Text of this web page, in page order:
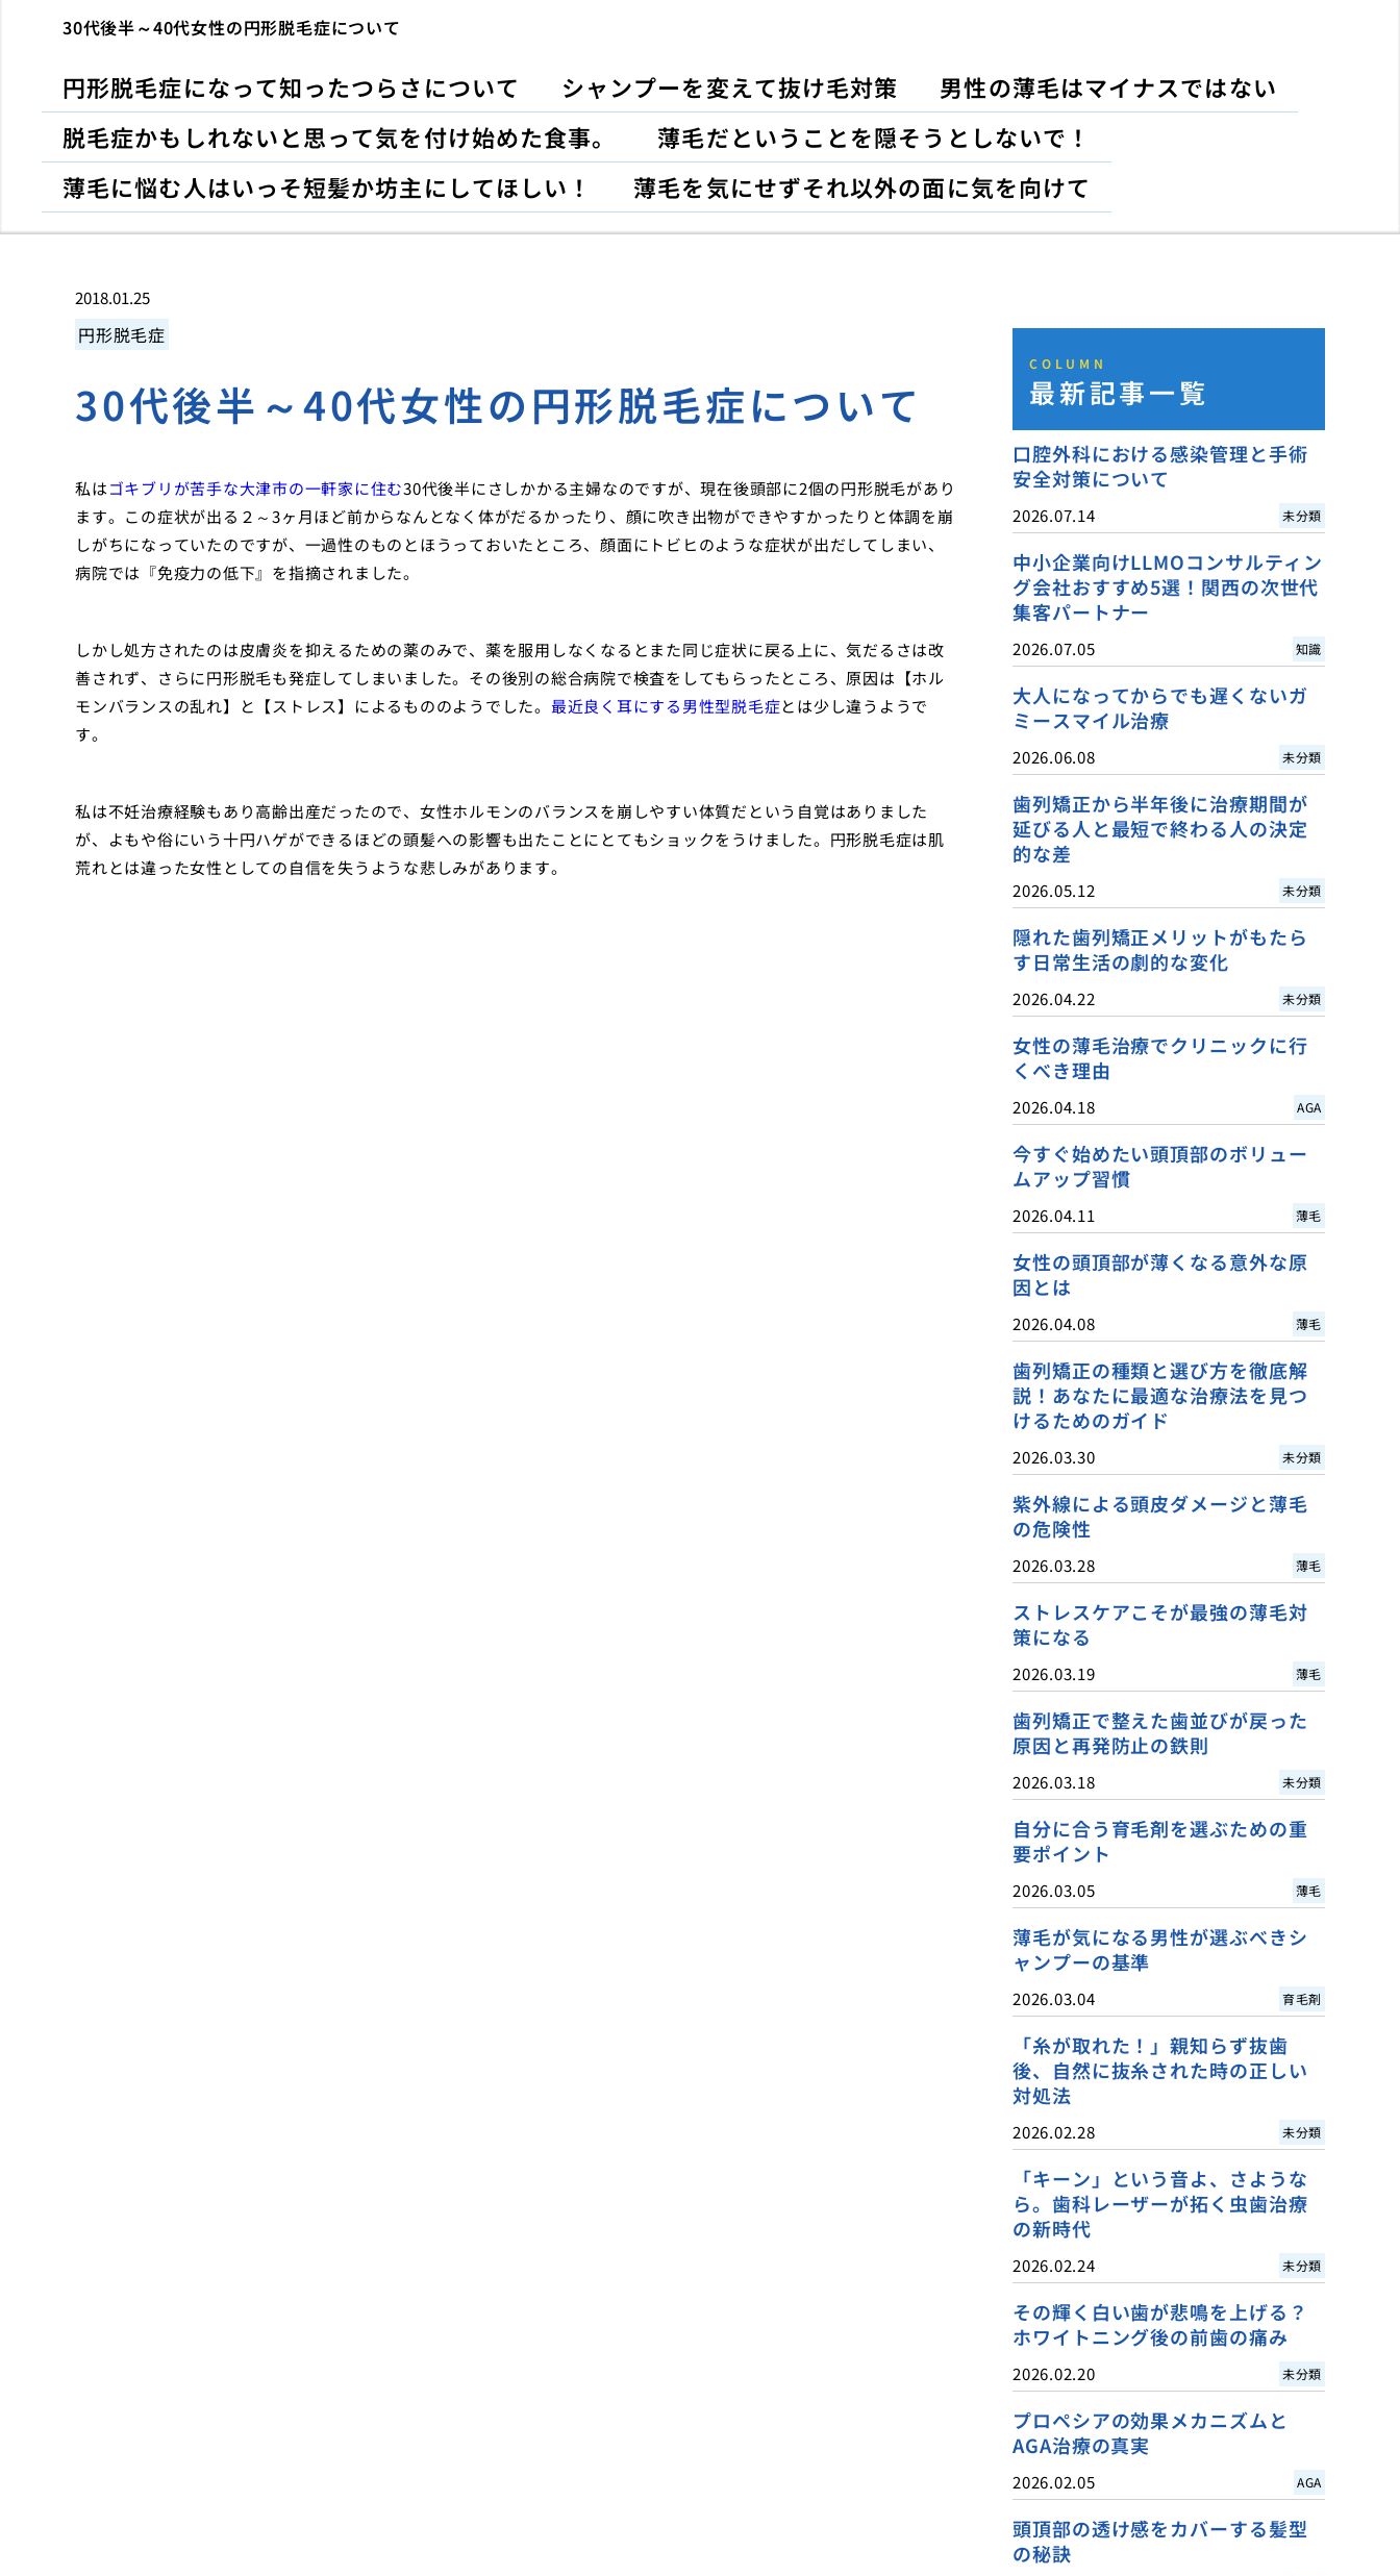
30代後半～40代女性の円形脱毛症について
円形脱毛症になって知ったつらさについて シャンプーを変えて抜け毛対策
男性の薄毛はマイナスではない
脱毛症かもしれないと思って気を付け始めた食事。
薄毛だということを隠そうとしないで！
薄毛に悩む人はいっそ短髪か坊主にしてほしい！
薄毛を気にせずそれ以外の面に気を向けて
2018.01.25
円形脱毛症
30代後半～40代女性の円形脱毛症について
私はゴキブリが苦手な大津市の一軒家に住む30代後半にさしかかる主婦なのですが、現在後頭部に2個の円形脱毛があり
ます。この症状が出る２～3ヶ月ほど前からなんとなく体がだるかったり、顔に吹き出物ができやすかったりと体調を崩
しがちになっていたのですが、一過性のものとほうっておいたところ、顔面にトビヒのような症状が出だしてしまい、
病院では『免疫力の低下』を指摘されました。
しかし処方されたのは皮膚炎を抑えるための薬のみで、薬を服用しなくなるとまた同じ症状に戻る上に、気だるさは改
善されず、さらに円形脱毛も発症してしまいました。その後別の総合病院で検査をしてもらったところ、原因は【ホル
モンバランスの乱れ】と【ストレス】によるもののようでした。 最近良く耳にする男性型脱毛症とは少し違うようで
す。
私は不妊治療経験もあり高齢出産だったので、女性ホルモンのバランスを崩しやすい体質だという自覚はありました
が、よもや俗にいう十円ハゲができるほどの頭髪への影響も出たことにとてもショックをうけました。円形脱毛症は肌
荒れとは違った女性としての自信を失うような悲しみがあります。
COLUMN
最新記事一覧
口腔外科における感染管理と手術
安全対策について
2026.07.14 未分類
中小企業向けLLMOコンサルティン
グ会社おすすめ5選！関西の次世代
集客パートナー
2026.07.05 知識
大人になってからでも遅くないガ
ミースマイル治療
2026.06.08 未分類
歯列矯正から半年後に治療期間が
延びる人と最短で終わる人の決定
的な差
2026.05.12 未分類
隠れた歯列矯正メリットがもたら
す日常生活の劇的な変化
2026.04.22 未分類
女性の薄毛治療でクリニックに行
くべき理由
2026.04.18 AGA
今すぐ始めたい頭頂部のボリュー
ムアップ習慣
2026.04.11 薄毛
女性の頭頂部が薄くなる意外な原
因とは
2026.04.08 薄毛
歯列矯正の種類と選び方を徹底解
説！あなたに最適な治療法を見つ
けるためのガイド
2026.03.30 未分類
紫外線による頭皮ダメージと薄毛
の危険性
2026.03.28 薄毛
ストレスケアこそが最強の薄毛対
策になる
2026.03.19 薄毛
歯列矯正で整えた歯並びが戻った
原因と再発防止の鉄則
2026.03.18 未分類
自分に合う育毛剤を選ぶための重
要ポイント
2026.03.05 薄毛
薄毛が気になる男性が選ぶべきシ
ャンプーの基準
2026.03.04 育毛剤
「糸が取れた！」親知らず抜歯
後、自然に抜糸された時の正しい
対処法
2026.02.28 未分類
「キーン」という音よ、さような
ら。歯科レーザーが拓く虫歯治療
の新時代
2026.02.24 未分類
その輝く白い歯が悲鳴を上げる？
ホワイトニング後の前歯の痛み
2026.02.20 未分類
プロペシアの効果メカニズムと
AGA治療の真実
2026.02.05 AGA
頭頂部の透け感をカバーする髪型
の秘訣